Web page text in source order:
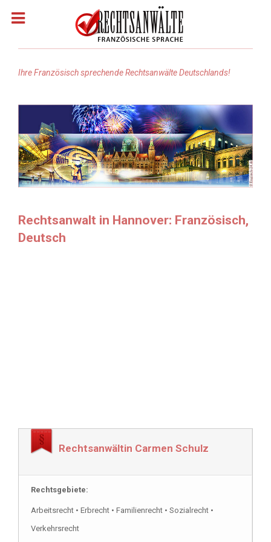
Rechtsanwälte: Französisch
Rechtsanwälte: Arabisch
Rechtsanwälte: Türkisch
Ihre Französisch sprechende Rechtsanwälte Deutschlands!
Rechtsanwalt in Hannover: Französisch,
Deutsch
Rechtsanwältin Carmen Schulz
Rechtsgebiete:
Arbeitsrecht • Erbrecht • Familienrecht • Sozialrecht •
Verkehrsrecht